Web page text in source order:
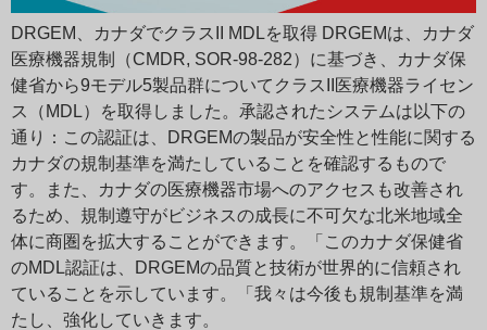
DRGEM、カナダでクラスII MDLを取得 DRGEMは、カナダ
医療機器規制（CMDR, SOR-98-282）に基づき、カナダ保
健省から9モデル5製品群についてクラスII医療機器ライセン
ス（MDL）を取得しました。承認されたシステムは以下の
通り：この認証は、DRGEMの製品が安全性と性能に関する
カナダの規制基準を満たしていることを確認するもので
す。また、カナダの医療機器市場へのアクセスも改善され
るため、規制遵守がビジネスの成長に不可欠な北米地域全
体に商圏を拡大することができます。「このカナダ保健省
のMDL認証は、DRGEMの品質と技術が世界的に信頼され
ていることを示しています。「我々は今後も規制基準を満
たし、強化していきます。